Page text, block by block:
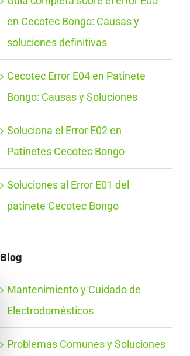
en Cecotec Bongo: Causas y
soluciones definitivas
Cecotec Error E04 en Patinete
Bongo: Causas y Soluciones
Soluciona el Error E02 en
Patinetes Cecotec Bongo
Soluciones al Error E01 del
patinete Cecotec Bongo
Blog
Mantenimiento y Cuidado de
Electrodomésticos
Problemas Comunes y Soluciones